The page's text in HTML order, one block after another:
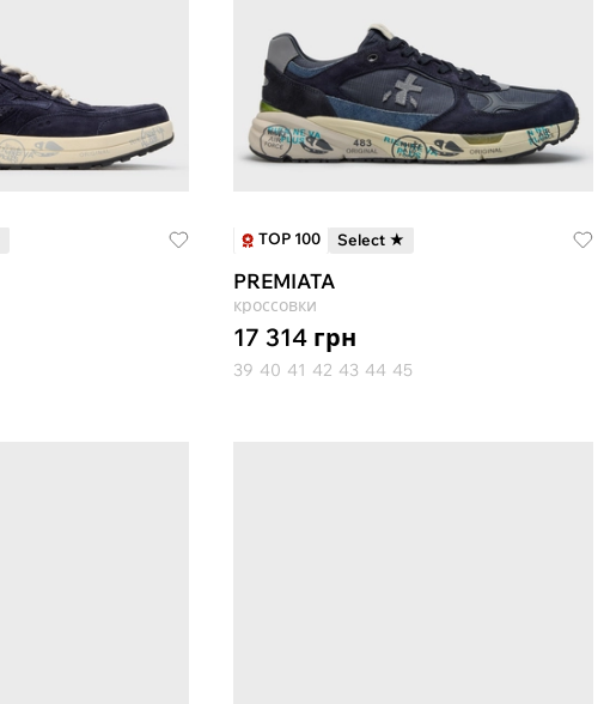
TOP 100 Select ★
PREMIATA
кроссовки
17 314 грн
39 40 41 42 43 44 45